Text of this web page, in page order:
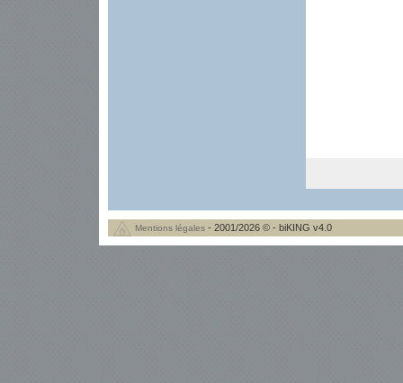
Mentions légales - 2001/2026 © - biKING v4.0